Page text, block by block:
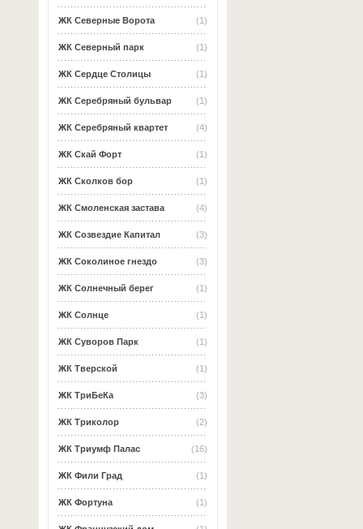
(1)
ЖК Северные Ворота
(1)
ЖК Северный парк
(1)
ЖК Сердце Столицы
(1)
ЖК Серебряный бульвар
(4)
ЖК Серебряный квартет
(1)
ЖК Скай Форт
(1)
ЖК Сколков бор
(4)
ЖК Смоленская застава
(3)
ЖК Созвездие Капитал
(3)
ЖК Соколиное гнездо
(1)
ЖК Солнечный берег
(1)
ЖК Солнце
(1)
ЖК Суворов Парк
(1)
ЖК Тверской
(3)
ЖК ТриБеКа
(2)
ЖК Триколор
(16)
ЖК Триумф Палас
(1)
ЖК Фили Град
(1)
ЖК Фортуна